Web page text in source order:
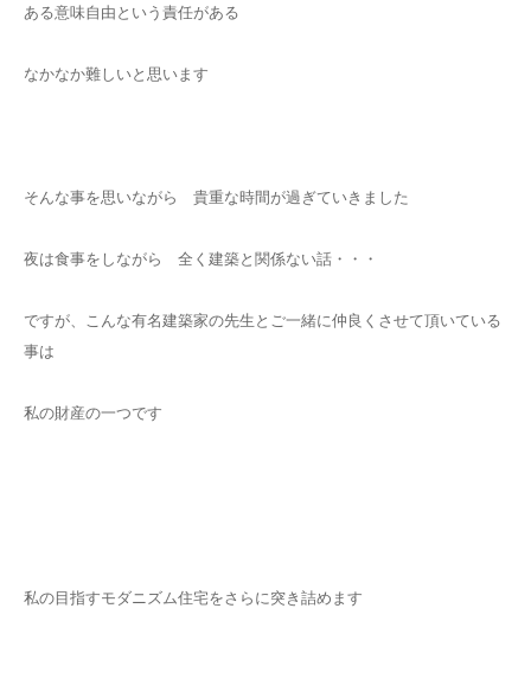
ある意味自由という責任がある
なかなか難しいと思います
そんな事を思いながら 貴重な時間が過ぎていきました
夜は食事をしながら 全く建築と関係ない話・・・
ですが、こんな有名建築家の先生とご一緒に仲良くさせて頂いている
事は
私の財産の一つです
私の目指すモダニズム住宅をさらに突き詰めます